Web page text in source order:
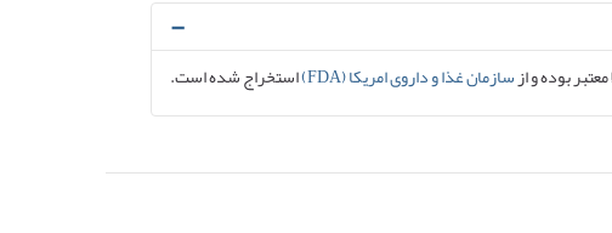
معتبر بوده و ازسازمان غذا و داروی امریکا (FDA) استخراج شده است.